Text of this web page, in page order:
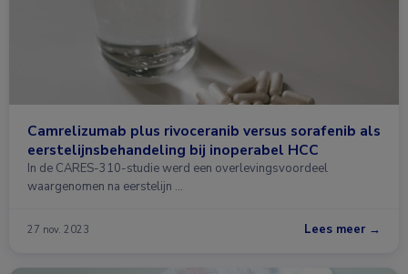
Camrelizumab plus rivoceranib versus sorafenib als
eerstelijnsbehandeling bij inoperabel HCC
In de CARES-310-studie werd een overlevingsvoordeel
waargenomen na eerstelijn …
27 nov. 2023 Lees meer →